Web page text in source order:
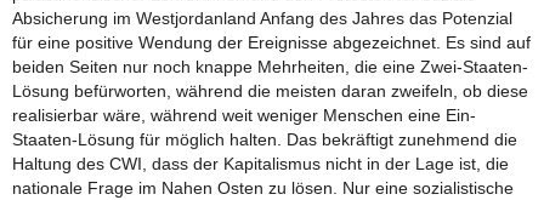
Absicherung im Westjordanland Anfang des Jahres das Potenzial
für eine positive Wendung der Ereignisse abgezeichnet. Es sind auf
beiden Seiten nur noch knappe Mehrheiten, die eine Zwei-Staaten-
Lösung befürworten, während die meisten daran zweifeln, ob diese
realisierbar wäre, während weit weniger Menschen eine Ein-
Staaten-Lösung für möglich halten. Das bekräftigt zunehmend die
Haltung des CWI, dass der Kapitalismus nicht in der Lage ist, die
nationale Frage im Nahen Osten zu lösen. Nur eine sozialistische